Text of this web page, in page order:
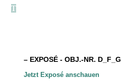
– EXPOSÉ - OBJ.-NR. D_F_G
Jetzt Exposé anschauen